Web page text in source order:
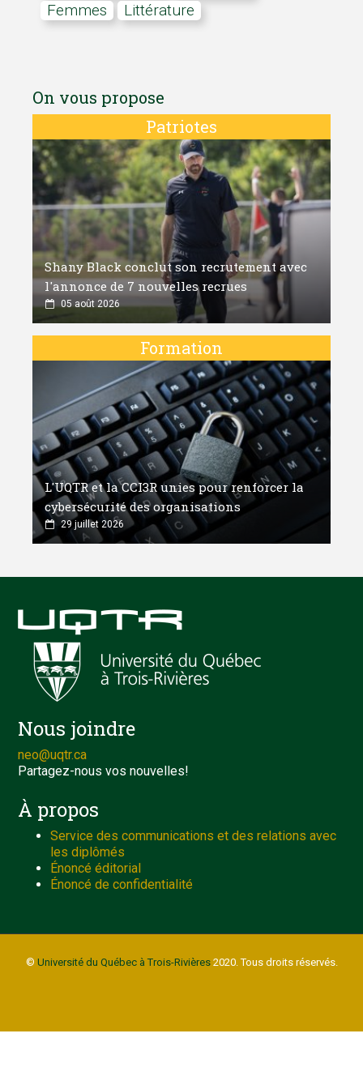
Femmes
littérature
On vous propose
Patriotes
Shany Black conclut son recrutement avec
l'annonce de 7 nouvelles recrues
05 août 2026
Formation
L'UQTR et la CCI3R unies pour renforcer la
cybersécurité des organisations
29 juillet 2026
Nous joindre
neo@uqtr.ca
Partagez-nous vos nouvelles!
À propos
Service des communications et des relations avec
les diplômés
Énoncé éditorial
Énoncé de confidentialité
© Université du Québec à Trois-Rivières2020. Tous droits réservés.